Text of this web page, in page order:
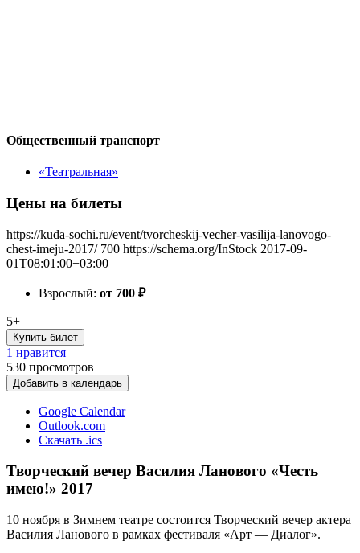
Общественный транспорт
«Театральная»
Цены на билеты
https://kuda-sochi.ru/event/tvorcheskij-vecher-vasilija-lanovogo-
chest-imeju-2017/ 700 https://schema.org/InStock 2017-09-
01T08:01:00+03:00
Взрослый: от 700 ₽
5+
Купить билет
1 нравится
530 просмотров
Добавить в календарь
Google Calendar
Outlook.com
Скачать .ics
Творческий вечер Василия Ланового «Честь
имею!» 2017
10 ноября в Зимнем театре состоится Творческий вечер актера
Василия Ланового в рамках фестиваля «Арт — Диалог».